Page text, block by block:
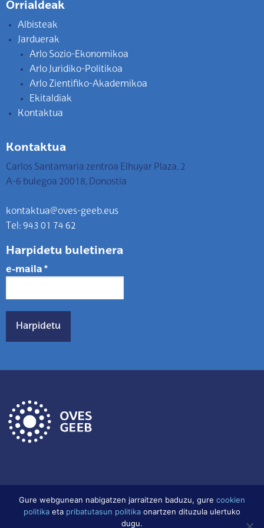
Orrialdeak
Albisteak
Jarduerak
Arlo Sozio-Ekonomikoa
Arlo Juridiko-Politikoa
Arlo Zientifiko-Akademikoa
Ekitaldiak
Kontaktua
Kontaktua
Carlos Santamaria zentroa Elhuyar Plaza, 2
A-6 bulegoa 20018, Donostia
kontaktua@oves-geeb.eus
Tel: 943 01 74 62
Harpidetu buletinera
e-maila *
Datu babes politika Cookien Politika
Gure webgunean nabigatzen jarraitzen baduzu, gure cookien
politika eta pribatutasun politika onartzen dituzula ulertuko
dugu.